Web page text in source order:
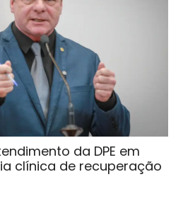
da DPE em
clínica de recuperação